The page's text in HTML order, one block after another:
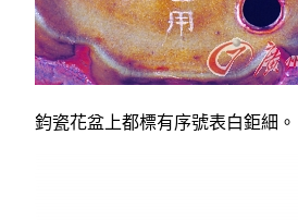
鈞瓷花盆上都標有序號表白鉅細。